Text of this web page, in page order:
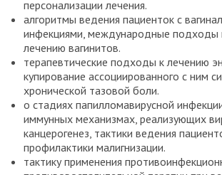
персонализации лечения.
алгоритмы ведения пациенток с
инфекциями, международные подходы
лечению вагинитов.
терапевтические подходы к лечению
купирование ассоциированного с ним
хронической тазовой боли.
о стадиях папилломавирусной
иммунных механизмах, реализующих
канцерогенез, тактики ведения
профилактики малигнизации.
тактику применения